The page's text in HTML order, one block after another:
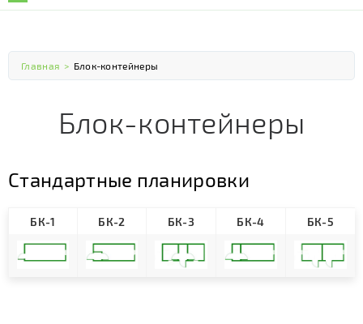
Главная > Блок-контейнеры
Блок-контейнеры
Стандартные планировки
БК-1 БК-2 БК-3 БК-4 БК-5